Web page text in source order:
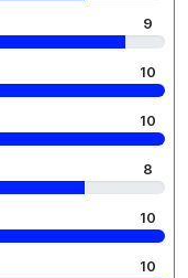
9
10
10
8
10
10